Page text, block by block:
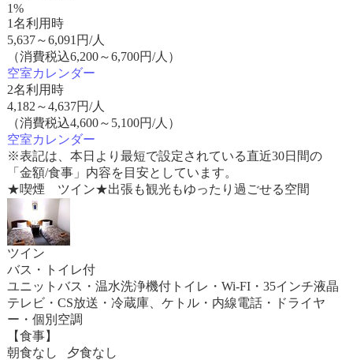
1%
1名利用時
5,637～6,091 円/人
（消費税込6,200～6,700円/人）
空室カレンダー
2名利用時
4,182 ～4,637円/人
（消費税込4,600～5,100円/人）
空室カレンダー
※表記は、本日より最短で設定されている直近30日間の
「金額/食事」内容を目安としています。
★喫煙 ツイン★出張も観光もゆったり過ごせる空間
ツイン
バス・トイレ付
ユニットバス・温水洗浄機付トイレ・Wi-FI・35インチ液晶
テレビ・CS放送・冷蔵庫、ケトル・内線電話・ドライヤ
ー・個別空調
【食事】
朝食なし 夕食なし